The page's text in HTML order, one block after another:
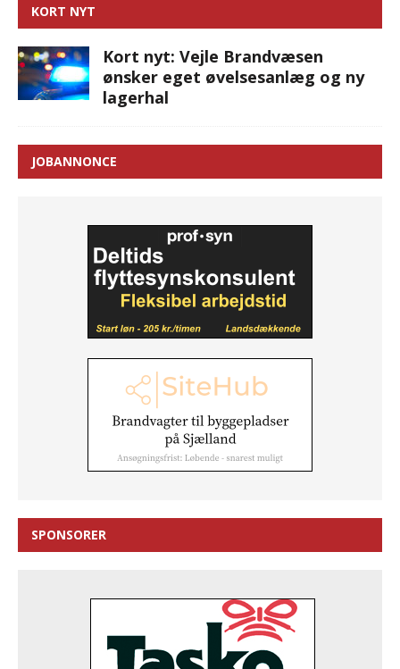
KORT NYT
Kort nyt: Vejle Brandvæsen
ønsker eget øvelsesanlæg og ny
lagerhal
JOBANNONCE
SPONSORER